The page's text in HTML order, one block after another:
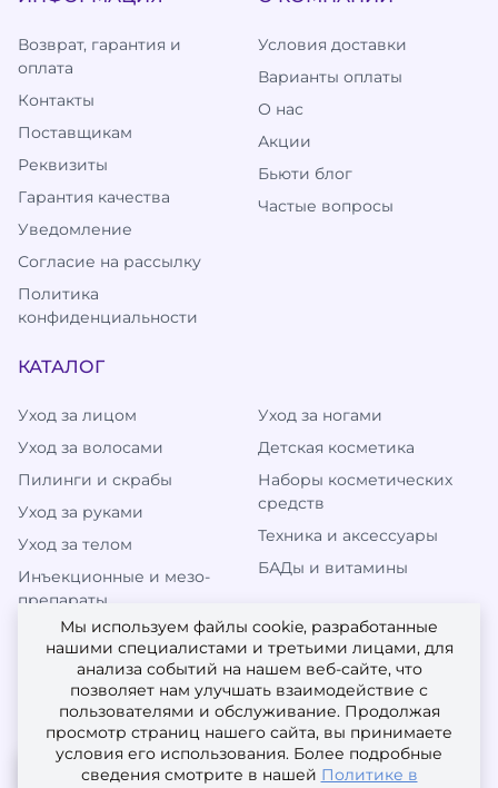
Возврат, гарантия и
оплата
Контакты
Поставщикам
Реквизиты
Гарантия качества
Уведомление
Согласие на рассылку
Политика
конфиденциальности
КАТАЛОГ
Уход за лицом
Уход за волосами
Пилинги и скрабы
Уход за руками
Уход за телом
Инъекционные и мезо-
препараты
Уход за ногами
Детская косметика
Наборы косметических
средств
Техника и аксессуары
БАДы и витамины
Условия доставки
Варианты оплаты
О нас
Акции
Бьюти блог
Частые вопросы
МЫ В СОЦИАЛЬНЫХ СЕТЯХ
Мы используем файлы cookie, разработанные
нашими специалистами и третьими лицами, для
анализа событий на нашем веб-сайте, что
позволяет нам улучшать взаимодействие с
пользователями и обслуживание. Продолжая
просмотр страниц нашего сайта, вы принимаете
условия его использования. Более подробные
сведения смотрите в нашей Политике в